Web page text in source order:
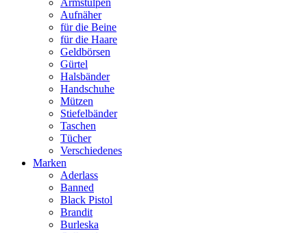
Aufnäher
für die Beine
für die Haare
Geldbörsen
Gürtel
Halsbänder
Handschuhe
Mützen
Stiefelbänder
Taschen
Tücher
Verschiedenes
Marken
Aderlass
Banned
Black Pistol
Brandit
Burleska